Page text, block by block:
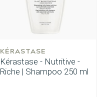
KÉRASTASE
Kérastase - Nutritive -
Riche | Shampoo 250 ml